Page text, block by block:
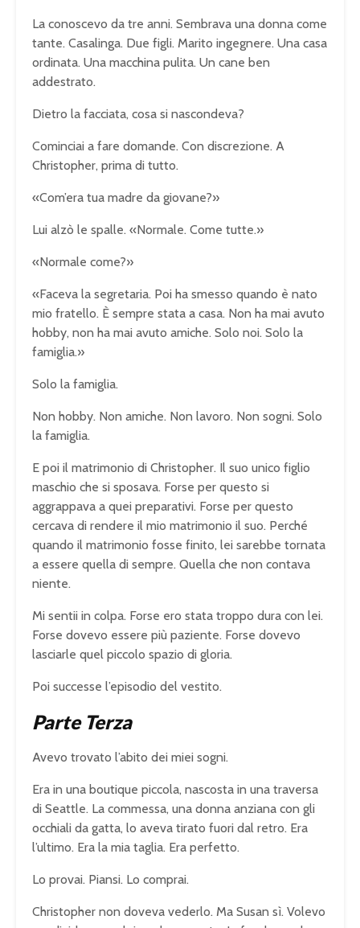
La conoscevo da tre anni. Sembrava una donna come
tante. Casalinga. Due figli. Marito ingegnere. Una casa
ordinata. Una macchina pulita. Un cane ben
addestrato.
Dietro la facciata, cosa si nascondeva?
Cominciai a fare domande. Con discrezione. A
Christopher, prima di tutto.
«Com’era tua madre da giovane?»
Lui alzò le spalle. «Normale. Come tutte.»
«Normale come?»
«Faceva la segretaria. Poi ha smesso quando è nato
mio fratello. È sempre stata a casa. Non ha mai avuto
hobby, non ha mai avuto amiche. Solo noi. Solo la
famiglia.»
Solo la famiglia.
Non hobby. Non amiche. Non lavoro. Non sogni. Solo
la famiglia.
E poi il matrimonio di Christopher. Il suo unico figlio
maschio che si sposava. Forse per questo si
aggrappava a quei preparativi. Forse per questo
cercava di rendere il mio matrimonio il suo. Perché
quando il matrimonio fosse finito, lei sarebbe tornata
a essere quella di sempre. Quella che non contava
niente.
Mi sentii in colpa. Forse ero stata troppo dura con lei.
Forse dovevo essere più paziente. Forse dovevo
lasciarle quel piccolo spazio di gloria.
Poi successe l’episodio del vestito.
Parte Terza
Avevo trovato l’abito dei miei sogni.
Era in una boutique piccola, nascosta in una traversa
di Seattle. La commessa, una donna anziana con gli
occhiali da gatta, lo aveva tirato fuori dal retro. Era
l’ultimo. Era la mia taglia. Era perfetto.
Lo provai. Piansi. Lo comprai.
Christopher non doveva vederlo. Ma Susan sì. Volevo